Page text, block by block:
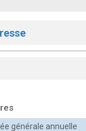
générale annuelle